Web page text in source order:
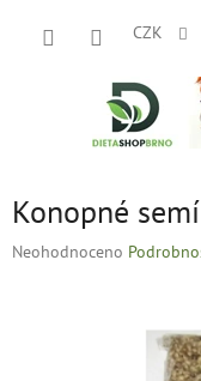
CZK
Konopné
Průměrné
Neohodnoceno